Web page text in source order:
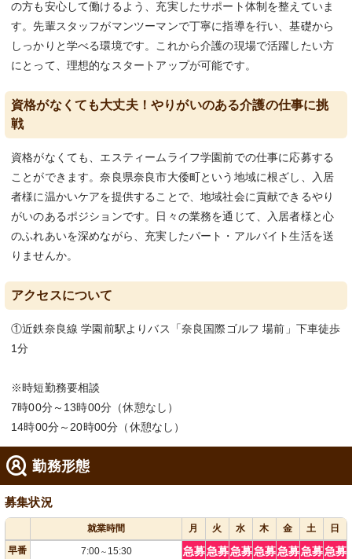
の方も安心して働けるよう、充実したサポート体制を整えていま
す。先輩スタッフがマンツーマンで丁寧に指導を行い、基礎から
しっかりと学べる環境です。これから介護の現場で活躍したい方
にとって、理想的なスタートアップが可能です。
資格がなくても大丈夫！やりがいのある介護の仕事に挑
戦
資格がなくても、エスティームライフ学園前での仕事に応募する
ことができます。奈良県奈良市大倭町という地域に根ざし、入居
者様に温かいケアを提供することで、地域社会に貢献できるやり
がいのあるポジションです。日々の業務を通じて、入居者様と心
のふれあいを深めながら、充実したパート・アルバイト生活を送
りませんか。
アクセスについて
①近鉄奈良線 学園前駅よりバス「奈良国際ゴルフ 場前」下車徒歩
1分
※時短勤務要相談
7時00分～13時00分（休憩なし）
14時00分～20時00分（休憩なし）
勤務形態
募集状況
就業時間 月 火 水 木 金 土
日
早番
7:00～ 15:30 急募急募急募急募急募急募急募